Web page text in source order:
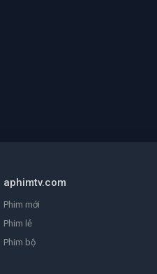
aphimtv.com
Phim mới
Phim lẻ
Phim bộ